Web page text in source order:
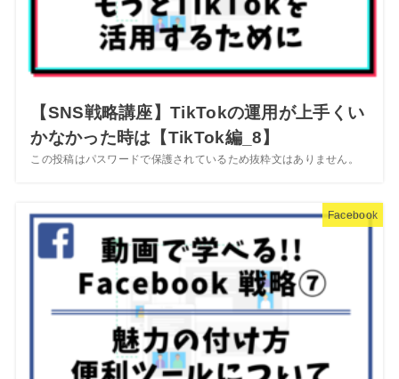
【SNS戦略講座】TikTokの運用が上手くい
かなかった時は【TikTok編_8】
この投稿はパスワードで保護されているため抜粋文はありません。
Facebook